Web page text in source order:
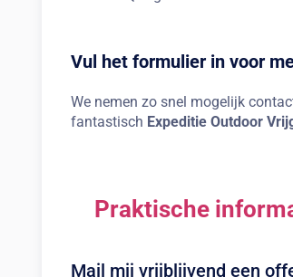
Vul het formulier in voor
We nemen zo snel mogelijk
fantastisch Expeditie Outdoor
Praktische
Mail mij vrijblijvend een